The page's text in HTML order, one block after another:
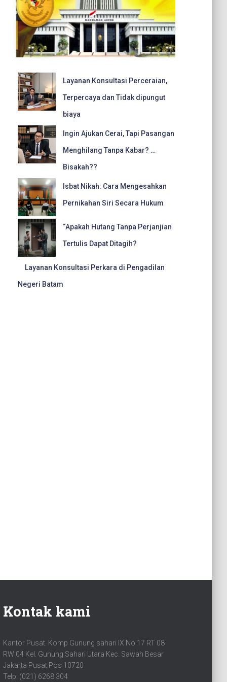
Layanan Konsultasi Perceraian,
Terpercaya dan Tidak dipungut
biaya
Ingin Ajukan Cerai, Tapi Pasangan
Menghilang Tanpa Kabar? …
Bisakah??
Isbat Nikah: Cara Mengesahkan
Pernikahan Siri Secara Hukum
“Apakah Hutang Tanpa Perjanjian
Tertulis Dapat Ditagih?
Layanan Konsultasi Perkara di Pengadilan
Negeri Batam
Kontak kami
Kantor Pusat. Komp Gunung sahari IX No 17 RT 08
RW 04 Kel. Gunung Sahari Utara Kec. Sawah Besar
Jakarta Pusat Pos 10720
Telp: (021) 6268 304